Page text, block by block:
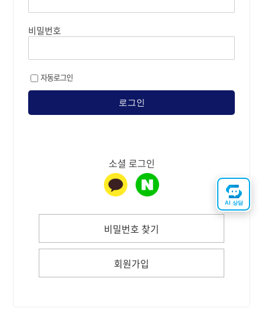
비밀번호
자동로그인
로그인
소셜 로그인
비밀번호 찾기
회원가입
AI 상담